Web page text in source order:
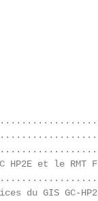
GC HP2E
du GIS GC-